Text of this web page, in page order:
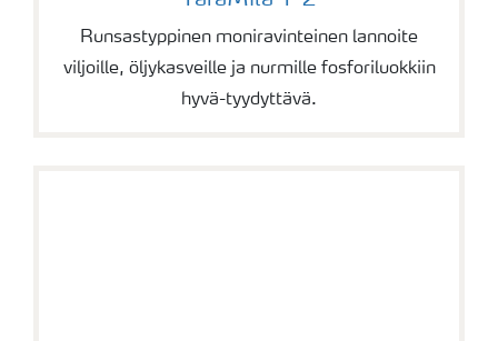
Runsastyppinen moniravinteinen lannoite
viljoille, öljykasveille ja nurmille fosforiluokkiin
hyvä-tyydyttävä.